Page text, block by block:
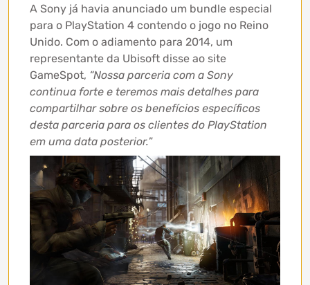
A Sony já havia anunciado um bundle especial
para o PlayStation 4 contendo o jogo no Reino
Unido. Com o adiamento para 2014, um
representante da Ubisoft disse ao site
GameSpot, “Nossa parceria com a Sony
continua forte e teremos mais detalhes para
compartilhar sobre os benefícios específicos
desta parceria para os clientes do PlayStation
em uma data posterior.”